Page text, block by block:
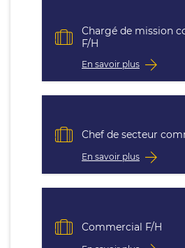
Chargé de mission
F/H
En savoir plus
Chef de secteur
En savoir plus
Commercial F/H